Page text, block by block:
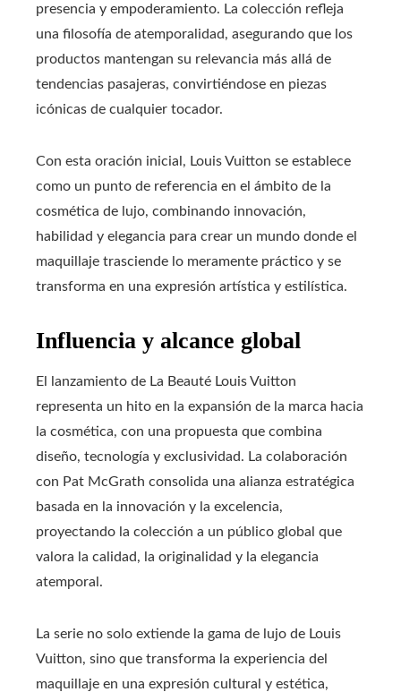
presencia y empoderamiento. La colección refleja
una filosofía de atemporalidad, asegurando que los
productos mantengan su relevancia más allá de
tendencias pasajeras, convirtiéndose en piezas
icónicas de cualquier tocador.
Con esta oración inicial, Louis Vuitton se establece
como un punto de referencia en el ámbito de la
cosmética de lujo, combinando innovación,
habilidad y elegancia para crear un mundo donde el
maquillaje trasciende lo meramente práctico y se
transforma en una expresión artística y estilística.
Influencia y alcance global
El lanzamiento de La Beauté Louis Vuitton
representa un hito en la expansión de la marca hacia
la cosmética, con una propuesta que combina
diseño, tecnología y exclusividad. La colaboración
con Pat McGrath consolida una alianza estratégica
basada en la innovación y la excelencia,
proyectando la colección a un público global que
valora la calidad, la originalidad y la elegancia
atemporal.
La serie no solo extiende la gama de lujo de Louis
Vuitton, sino que transforma la experiencia del
maquillaje en una expresión cultural y estética,